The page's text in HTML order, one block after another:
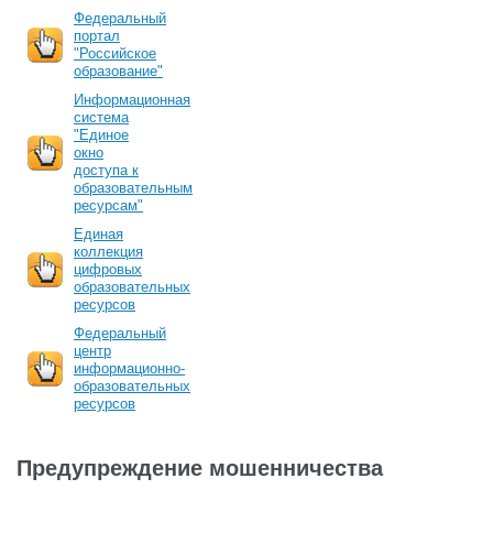
Федеральный
портал
"Российское
образование"
Информационная
система
"Единое
окно
доступа к
образовательным
ресурсам"
Единая
коллекция
цифровых
образовательных
ресурсов
Федеральный
центр
информационно-
образовательных
ресурсов
Предупреждение мошенничества